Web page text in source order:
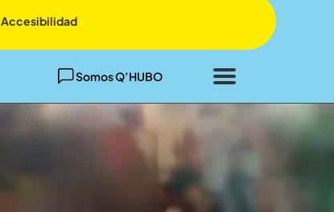
Accesibilidad
Somos Q’HUBO
Cerrar